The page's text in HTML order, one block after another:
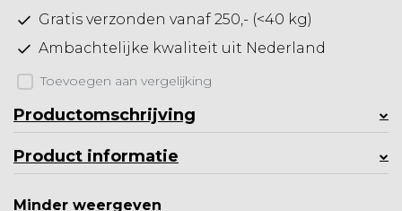
Gratis verzonden vanaf 250,- (<40 kg)
Ambachtelijke kwaliteit uit Nederland
Toevoegen aan vergelijking
Productomschrijving
Product informatie
Minder weergeven